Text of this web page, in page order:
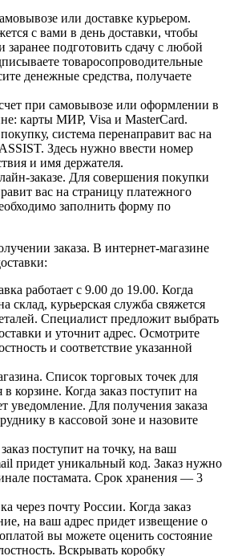
или доставке курьером.
с вами в день доставки, чтобы
заранее подготовить сдачу с любой
товаросопроводительные
денежные средства, получаете
при самовывозе или оформлении в
карты МИР, Visa и MasterCard.
система перенаправит вас на
Здесь нужно ввести номер
и имя держателя.
заказе. Для совершения покупки
вас на страницу платежного
заполнить форму по
заказа. В интернет-магазине
работает с 9.00 до 19.00. Когда
склад, курьерская служба свяжется
Специалист предложит выбрать
и уточнит адрес. Осмотрите
и соответствие указанной
Список торговых точек для
корзине. Когда заказ поступит на
уведомление. Для получения заказа
в кассовой зоне и назовите
поступит на точку, на ваш
придет уникальный код. Заказ нужно
постамата. Срок хранения — 3
через почту России. Когда заказ
на ваш адрес придет извещение о
вы можете оценить состояние
Вскрывать коробку